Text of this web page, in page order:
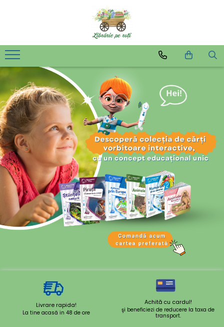
Livrare rapida!
La tine acasă in 48 de ore
Achită cu cardul!
şi beneficiezi de reducere la taxa de
transport.